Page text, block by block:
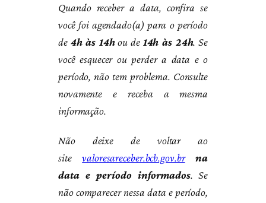
Quando receber a data, confira se
você foi agendado(a) para o período
de 4h às 14hou de 14h às 24h. Se
você esquecer ou perder a data e o
período, não tem problema. Consulte
novamente e receba a mesma
informação.
Não deixe de voltar ao
sitevaloresareceber.bcb.gov.br
na
data e período informados. Se
não comparecer nessa data e período,